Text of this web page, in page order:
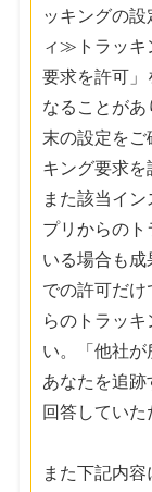
ッキングの
ィ≫トラッキ
要求を許可」
なることが
末の設定をご
キング要求を
また該当イ
プリからのト
いる場合も
での許可だ
らのトラッ
い。「他社
あなたを追跡
回答していた
また下記内